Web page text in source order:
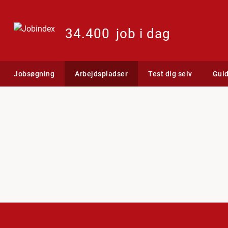
34.400 job i dag
Jobsøgning Arbejdspladser Test dig selv